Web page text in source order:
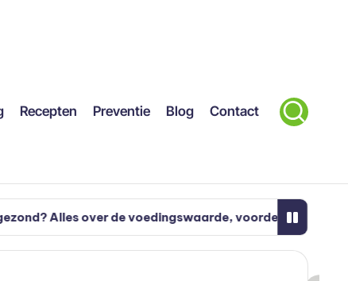
Recepten Preventie Blog Contact
de voedingswaarde, voordelen en nadelen